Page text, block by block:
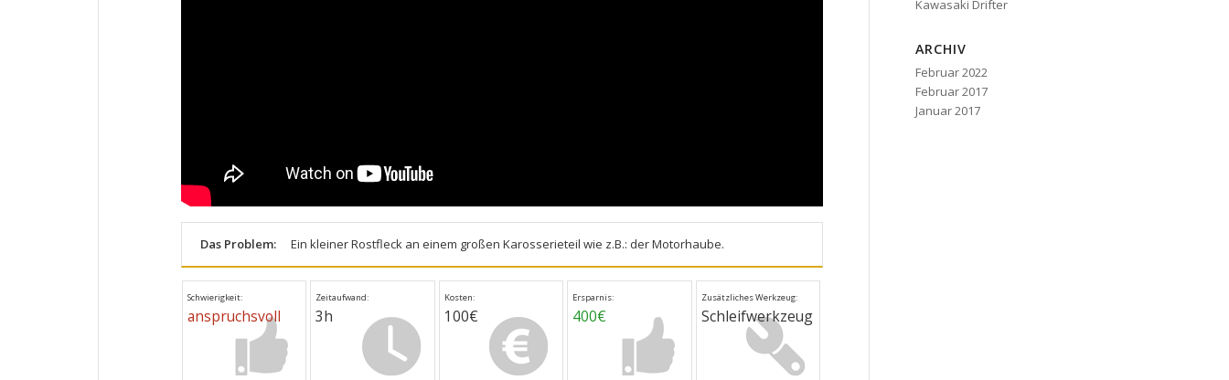
Das Problem: Ein kleiner Rostfleck an einem großen Karosserieteil wie z.B.: der Motorhaube.
Schwierigkeit:
anspruchsvoll
Zeitaufwand:
3h
Kosten:
100€
Ersparnis:
400€
Zusätzliches Werkzeug:
Schleifwerkzeug
Kawasaki Drifter
ARCHIV
Februar 2022
Februar 2017
Januar 2017